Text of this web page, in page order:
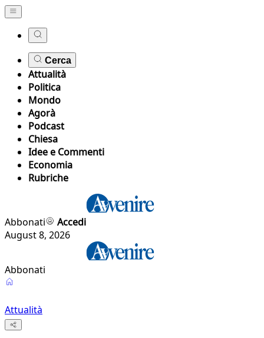
Cerca
Attualità
Politica
Mondo
Agorà
Podcast
Chiesa
Idee e Commenti
Economia
Rubriche
Abbonati
Accedi
August 8, 2026
Abbonati
Attualità